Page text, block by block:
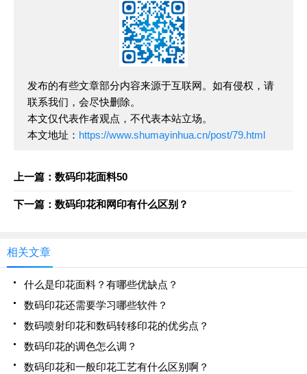
发布的有些文章部分内容来源于互联网。如有侵权，请
联系我们，会尽快删除。
本文仅代表作者观点，不代表本站立场。
本文地址： https://www.shumayinhua.cn/post/79.html
上一篇：数码印花面料50
下一篇：数码印花和网印有什么区别？
相关文章
什么是印花面料？有哪些优缺点？
数码印花还需要学习哪些软件？
数码喷射印花和数码转移印花的优劣点？
数码印花的调色怎么调？
数码印花和一般印花工艺有什么区别啊？